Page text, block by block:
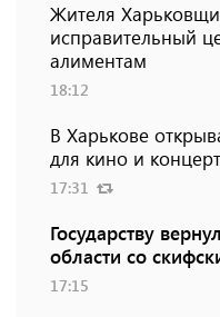
Жителя
исправительный
алиментам
18:12
В Харькове
для кино и
17:31
Государству
области со
17:15